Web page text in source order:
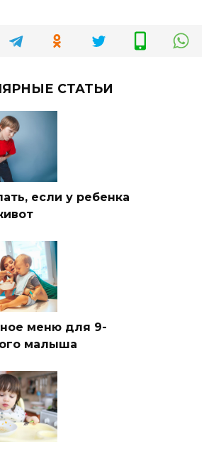
СТАТЬИ
если у ребенка
меню для 9-
малыша